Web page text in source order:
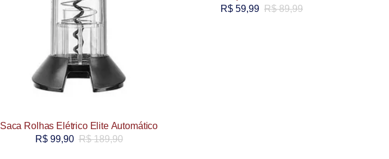
Saca Rolhas Elétrico Elite Automático
R$189,90
R$99,90
R$89,99
R$ 59,99